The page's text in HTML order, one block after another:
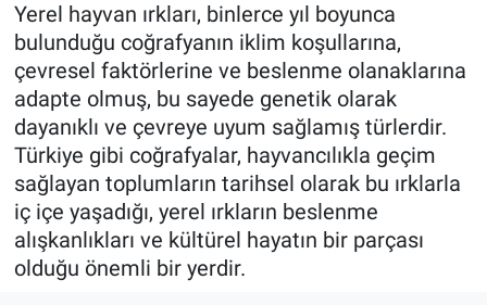
Yerel hayvan ırkları, binlerce yıl boyunca
bulunduğu coğrafyanın iklim koşullarına,
çevresel faktörlerine ve beslenme olanaklarına
adapte olmuş, bu sayede genetik olarak
dayanıklı ve çevreye uyum sağlamış türlerdir.
Türkiye gibi coğrafyalar, hayvancılıkla geçim
sağlayan toplumların tarihsel olarak bu ırklarla
iç içe yaşadığı, yerel ırkların beslenme
alışkanlıkları ve kültürel hayatın bir parçası
olduğu önemli bir yerdir.